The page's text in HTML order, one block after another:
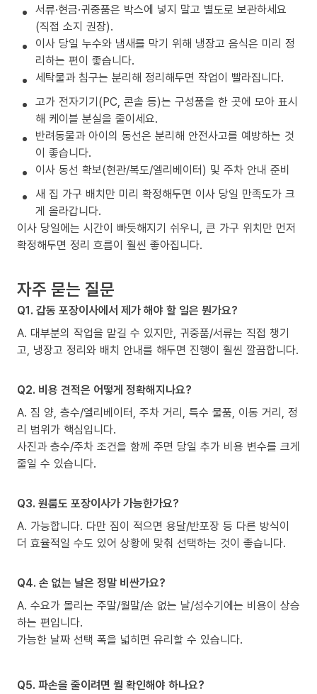
서류·현금·귀중품은 박스에 넣지 말고 별도로 보관하세요
(직접 소지 권장).
이사 당일 누수와 냄새를 막기 위해 냉장고 음식은 미리 정
리하는 편이 좋습니다.
세탁물과 침구는 분리해 정리해두면 작업이 빨라집니다.
고가 전자기기(PC, 콘솔 등)는 구성품을 한 곳에 모아 표시
해 케이블 분실을 줄이세요.
반려동물과 아이의 동선은 분리해 안전사고를 예방하는 것
이 좋습니다.
이사 동선 확보(현관/복도/엘리베이터) 및 주차 안내 준비
새 집 가구 배치만 미리 확정해두면 이사 당일 만족도가 크
게 올라갑니다.
이사 당일에는 시간이 빠듯해지기 쉬우니, 큰 가구 위치만 먼저
확정해두면 정리 흐름이 훨씬 좋아집니다.
자주 묻는 질문
Q1. 갑동 포장이사에서 제가 해야 할 일은 뭔가요?
A. 대부분의 작업을 맡길 수 있지만, 귀중품/서류는 직접 챙기
고, 냉장고 정리와 배치 안내를 해두면 진행이 훨씬 깔끔합니다.
Q2. 비용 견적은 어떻게 정확해지나요?
A. 짐 양, 층수/엘리베이터, 주차 거리, 특수 물품, 이동 거리, 정
리 범위가 핵심입니다.
사진과 층수/주차 조건을 함께 주면 당일 추가 비용 변수를 크게
줄일 수 있습니다.
Q3. 원룸도 포장이사가 가능한가요?
A. 가능합니다. 다만 짐이 적으면 용달/반포장 등 다른 방식이
더 효율적일 수도 있어 상황에 맞춰 선택하는 것이 좋습니다.
Q4. 손 없는 날은 정말 비싼가요?
A. 수요가 몰리는 주말/월말/손 없는 날/성수기에는 비용이 상승
하는 편입니다.
가능한 날짜 선택 폭을 넓히면 유리할 수 있습니다.
Q5. 파손을 줄이려면 뭘 확인해야 하나요?